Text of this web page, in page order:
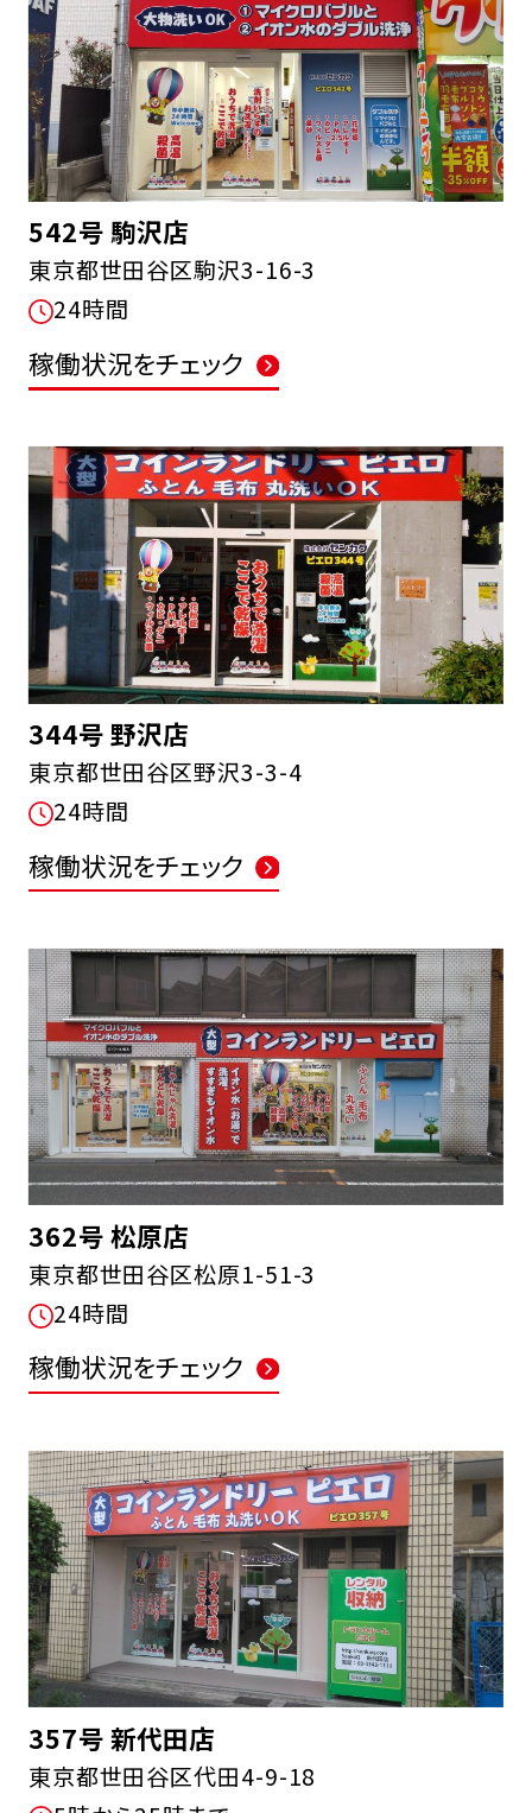
542号 駒沢店
東京都世田谷区駒沢3-16-3
24時間
稼働状況をチェック
344号 野沢店
東京都世田谷区野沢3-3-4
24時間
稼働状況をチェック
362号 松原店
東京都世田谷区松原1-51-3
24時間
稼働状況をチェック
357号 新代田店
東京都世田谷区代田4-9-18